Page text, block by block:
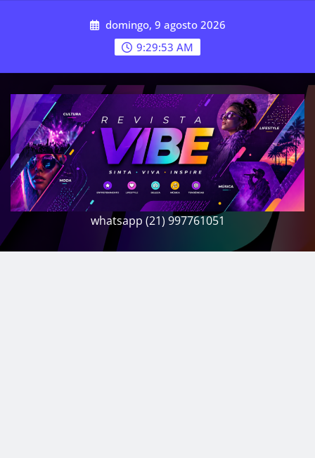
domingo, 9 agosto 2026
9:29:55 AM
whatsapp (21) 997761051